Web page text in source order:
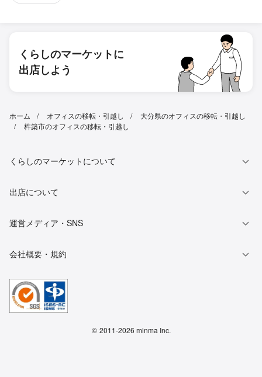
くらしのマーケットに
出店しよう
ホーム オフィスの移転・引越し
大分県のオフィスの移転・引越し
杵築市のオフィスの移転・引越し
くらしのマーケットについて
出店について
運営メディア・SNS
会社概要・規約
© 2011-2026 minma Inc.